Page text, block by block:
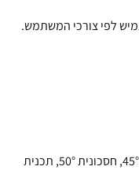
6 תכניות: אינטנסיבית ° 70, אוטומטית 65°-45°, חסכונית 50°, תכנית